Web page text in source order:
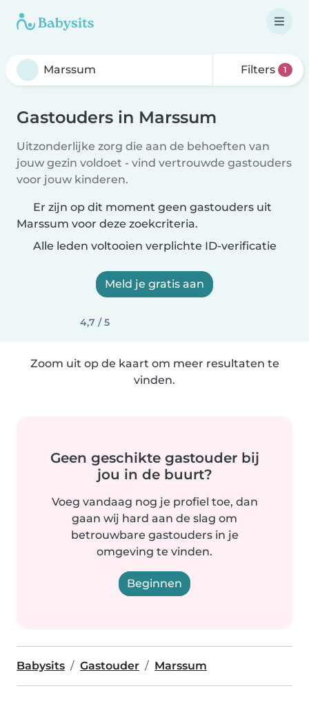
Filters 1
Gastouders in Marssum
Uitzonderlijke zorg die aan de behoeften van
jouw gezin voldoet - vind vertrouwde gastouders
voor jouw kinderen.
Er zijn op dit moment geen gastouders uit
Marssum voor deze zoekcriteria.
Alle leden voltooien verplichte ID-verificatie
Meld je gratis aan
4,7 / 5
Zoom uit op de kaart om meer resultaten te
vinden.
Geen geschikte gastouder bij
jou in de buurt?
Voeg vandaag nog je profiel toe, dan
gaan wij hard aan de slag om
betrouwbare gastouders in je
omgeving te vinden.
Beginnen
Babysits Gastouder Marssum